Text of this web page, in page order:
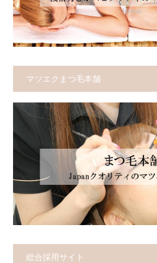
マツエクまつ毛本舗
総合採用サイト